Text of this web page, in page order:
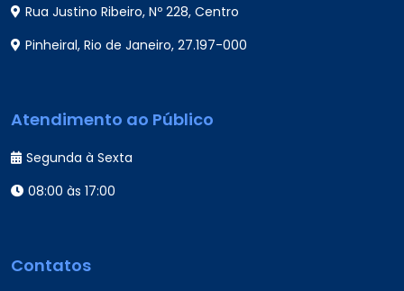
Rua Justino Ribeiro, Nº 228, Centro
Pinheiral, Rio de Janeiro, 27.197-000
Atendimento ao Público
Segunda à Sexta
08:00 às 17:00
Contatos